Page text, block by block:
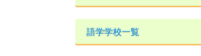
語学学校一覧